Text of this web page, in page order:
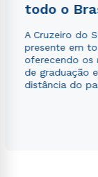
todo o
A Cruzeiro do
presente em
oferecendo os
de graduação
distância do